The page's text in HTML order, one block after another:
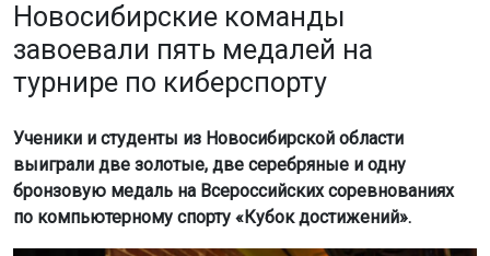
Новосибирские команды
завоевали пять медалей на
турнире по киберспорту
Ученики и студенты из Новосибирской области
выиграли две золотые, две серебряные и одну
бронзовую медаль на Всероссийских соревнованиях
по компьютерному спорту «Кубок достижений».